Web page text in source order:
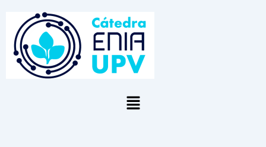
contenido
Menú